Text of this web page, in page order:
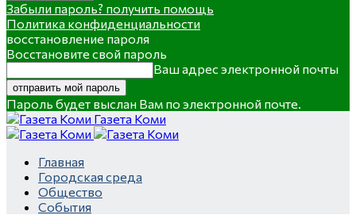
Забыли пароль? получить помощь
Политика конфиденциальности
восстановление пароля
Восстановите свой пароль
Ваш адрес электронной почты
Пароль будет выслан Вам по электронной почте.
Газета Коми
Главная
Городская среда
Общество
События